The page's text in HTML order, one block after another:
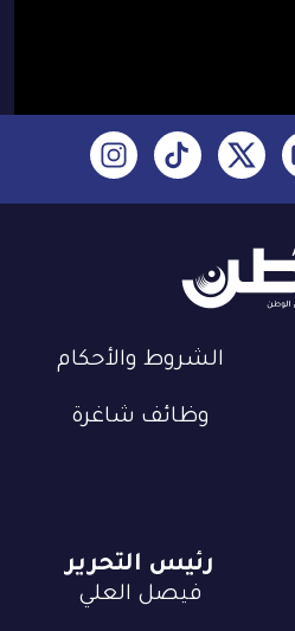
الشروط والأحكام
وظائف شاغرة
رئيس التحرير
فيصل العلي